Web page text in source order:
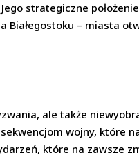
strategiczne
– miasta
ale także
wojny, które
które na zawsze